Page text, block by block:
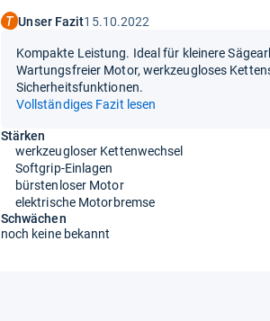
Unser Fazit15.10.2022
Kompakte Leistung. Ideal für kleinere
Wartungsfreier Motor, werkzeugloses
Sicherheitsfunktionen.
Vollständiges Fazit lesen
Stärken
werkzeugloser Kettenwechsel
Softgrip-Einlagen
bürstenloser Motor
elektrische Motorbremse
Schwächen
noch keine bekannt